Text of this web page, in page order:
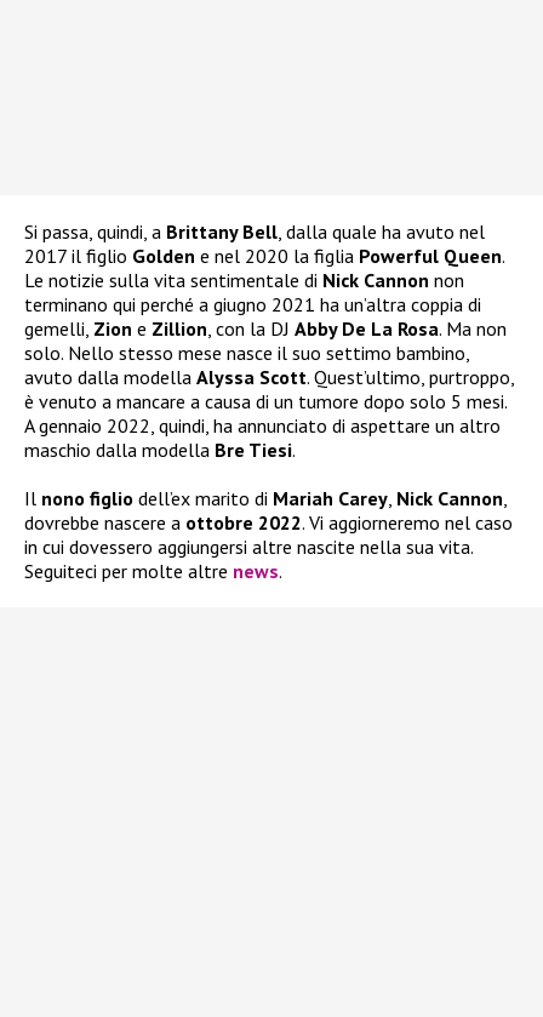
Si passa, quindi, a Brittany Bell, dalla quale ha avuto nel
2017 il figlio Golden e nel 2020 la figlia Powerful Queen.
Le notizie sulla vita sentimentale di Nick Cannon non
terminano qui perché a giugno 2021 ha un’altra coppia di
gemelli, Zion e Zillion, con la DJ Abby De La Rosa. Ma non
solo. Nello stesso mese nasce il suo settimo bambino,
avuto dalla modella Alyssa Scott. Quest’ultimo, purtroppo,
è venuto a mancare a causa di un tumore dopo solo 5 mesi.
A gennaio 2022, quindi, ha annunciato di aspettare un altro
maschio dalla modella Bre Tiesi.
Il nono figlio dell’ex marito di Mariah Carey, Nick Cannon,
dovrebbe nascere a ottobre 2022. Vi aggiorneremo nel caso
in cui dovessero aggiungersi altre nascite nella sua vita.
Seguiteci per molte altre news.